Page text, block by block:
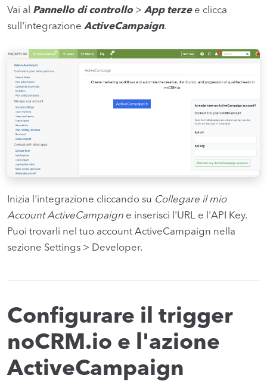
Vai al Pannello di controllo > App terzee clicca
sull'integrazione ActiveCampaign.
Inizia l'integrazione cliccando su Collegare il mio
Account ActiveCampaign e inserisci l'URL e l'API Key.
Puoi trovarli nel tuo account ActiveCampaign nella
sezione Settings > Developer.
Configurare il trigger
noCRM.io e l'azione
ActiveCampaign